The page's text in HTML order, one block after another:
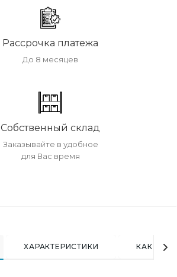
Рассрочка платежа
До 8 месяцев
Собственный склад
Заказывайте в удобное
для Вас время
ХАРАКТЕРИСТИКИ КАК